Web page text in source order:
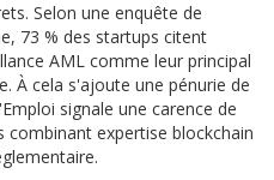
Selon une enquête de
73 % des startups citent
AML comme leur principal
À cela s'ajoute une pénurie de
signale une carence de
combinant expertise blockchain